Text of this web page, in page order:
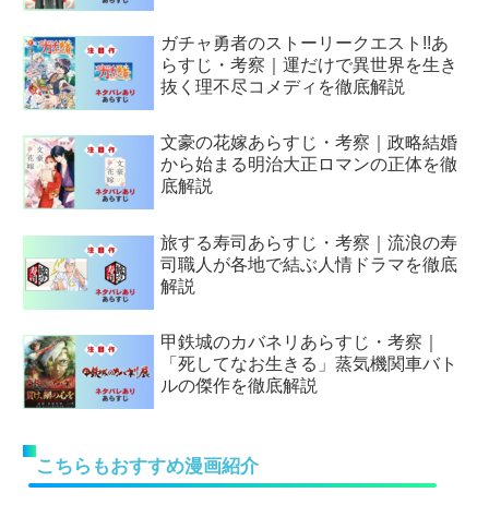
ガチャ勇者のストーリークエスト!!あ
らすじ・考察｜運だけで異世界を生き
抜く理不尽コメディを徹底解説
文豪の花嫁あらすじ・考察｜政略結婚
から始まる明治大正ロマンの正体を徹
底解説
旅する寿司あらすじ・考察｜流浪の寿
司職人が各地で結ぶ人情ドラマを徹底
解説
甲鉄城のカバネリあらすじ・考察｜
「死してなお生きる」蒸気機関車バト
ルの傑作を徹底解説
こちらもおすすめ漫画紹介